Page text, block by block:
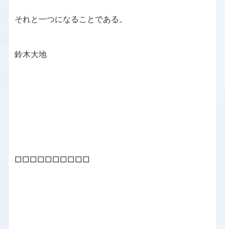
それと一つになることである。
鈴木大地
□□□□□□□□□□